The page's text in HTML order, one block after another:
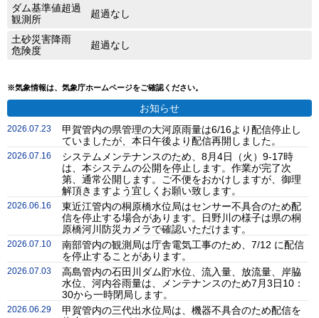
ダム基準値超過
観測所
超過なし
土砂災害降雨
危険度
超過なし
※気象情報は、気象庁ホームページをご確認ください。
お知らせ
2026.07.23
甲賀管内の県管理の大河原雨量は6/16より配信停止し
ていましたが、本日午後より配信再開しました。
2026.07.16
システムメンテナンスのため、8月4日（火）9-17時
は、本システムの公開を停止します。作業が完了次
第、通常公開します。ご不便をおかけしますが、御理
解頂きますよう宜しくお願い致します。
2026.06.16
東近江管内の桐原橋水位局はセンサー不具合のため配
信を停止する場合があります。日野川の様子は県の桐
原橋河川防災カメラで確認いただけます。
2026.07.10
南部管内の観測局は庁舎電気工事のため、7/12 に配信
を停止することがあります。
2026.07.03
高島管内の石田川ダム貯水位、流入量、放流量、岸脇
水位、河内谷雨量は、メンテナンスのため7月3日10：
30から一時閉局します。
2026.06.29
甲賀管内の三代出水位局は、機器不具合のため配信を